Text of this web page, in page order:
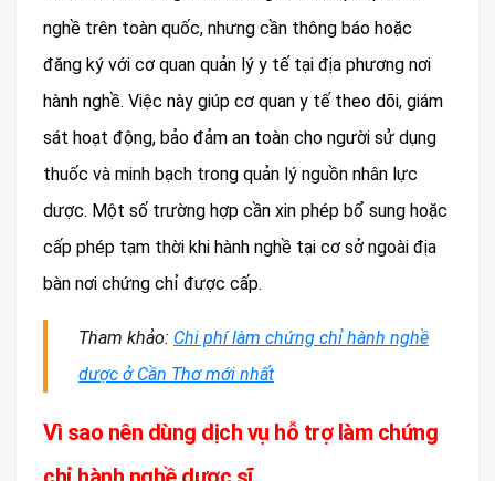
nghề trên toàn quốc, nhưng cần thông báo hoặc
đăng ký với cơ quan quản lý y tế tại địa phương nơi
hành nghề. Việc này giúp cơ quan y tế theo dõi, giám
sát hoạt động, bảo đảm an toàn cho người sử dụng
thuốc và minh bạch trong quản lý nguồn nhân lực
dược. Một số trường hợp cần xin phép bổ sung hoặc
cấp phép tạm thời khi hành nghề tại cơ sở ngoài địa
bàn nơi chứng chỉ được cấp.
Tham khảo: Chi phí làm chứng chỉ hành nghề
dược ở Cần Thơ mới nhất
Vì sao nên dùng dịch vụ hỗ trợ làm chứng